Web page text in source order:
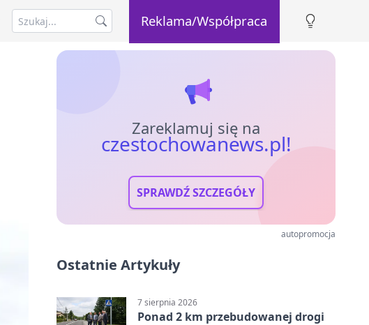
Reklama/Współpraca
Zareklamuj się na
czestochowanews.pl!
SPRAWDŹ SZCZEGÓŁY
autopromocja
Ostatnie Artykuły
7 sierpnia 2026
Ponad 2 km przebudowanej drogi